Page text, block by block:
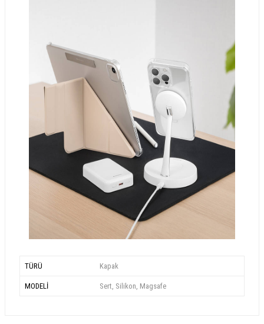
TÜRÜ Kapak
MODELİ Sert, Silikon, Magsafe